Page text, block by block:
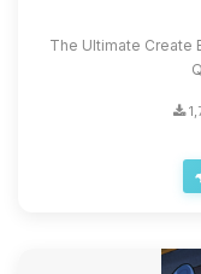
The Ultimate Create